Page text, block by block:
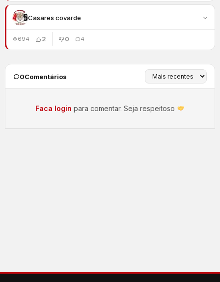
Casares covarde
694 2 0 4
0Comentários
Faca login para comentar. Seja respeitoso